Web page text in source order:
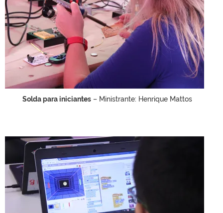
Solda para iniciantes– Ministrante: Henrique Mattos